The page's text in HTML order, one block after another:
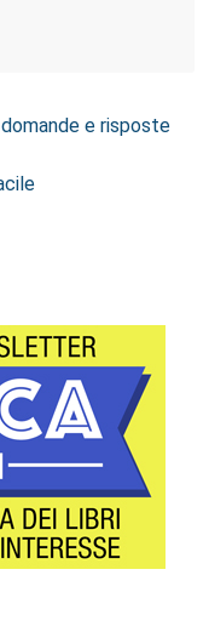
e risposte